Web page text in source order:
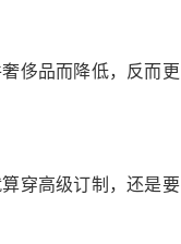
侈品而降低，反而更
穿高级订制，还是要